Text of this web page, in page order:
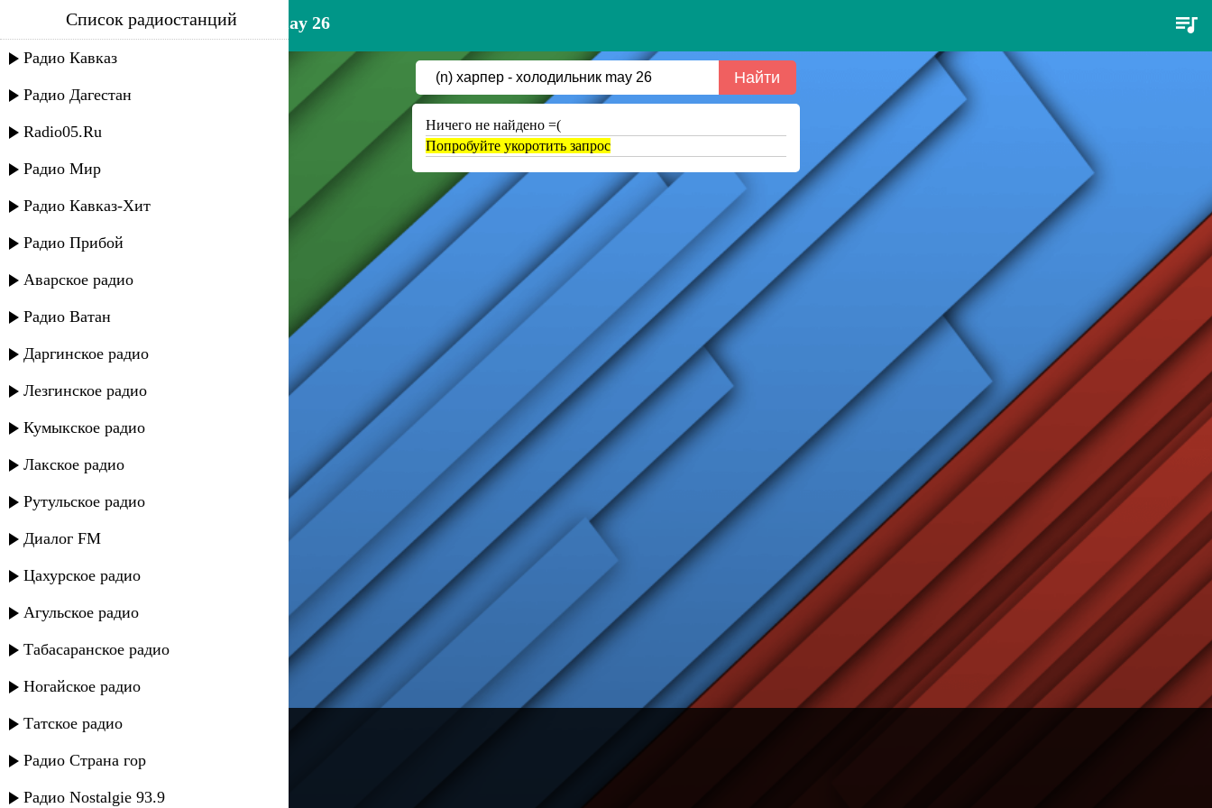
(n) харпер - холодильник may 26
Список радиостанций
Радио Кавказ
Радио Дагестан
Radio05.Ru
Радио Мир
Радио Кавказ-Хит
Радио Прибой
Аварское радио
Радио Ватан
Даргинское радио
Лезгинское радио
Кумыкское радио
Лакское радио
Рутульское радио
Диалог FM
Цахурское радио
Агульское радио
Табасаранское радио
Ногайское радио
Татское радио
Радио Страна гор
Радио Nostalgie 93.9
Ничего не найдено =(
Попробуйте укоротить запрос
---
Русское радио